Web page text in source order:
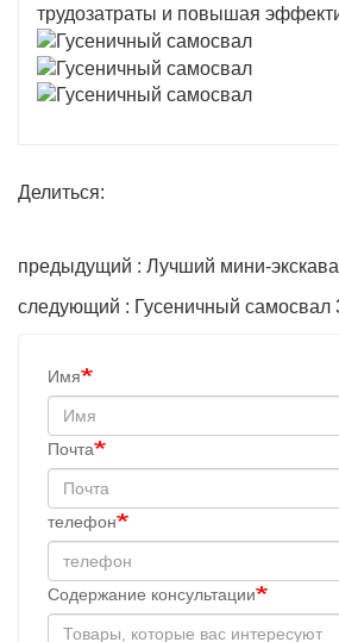
трудозатраты и повышая
Делиться:
предыдущий : Лучший мини-
следующий : Гусеничный самосвал
Имя
Почта
телефон
Содержание консультации